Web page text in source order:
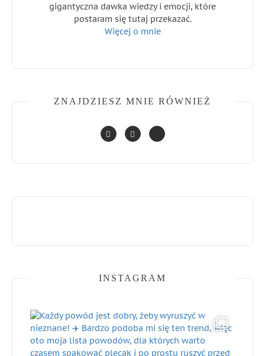
gigantyczna dawka wiedzy i emocji, które
postaram się tutaj przekazać.
Więcej o mnie
ZNAJDZIESZ MNIE RÓWNIEŻ
INSTAGRAM